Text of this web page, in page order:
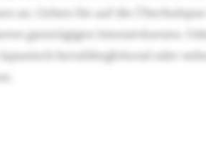
an. Gehen Sie auf die
ganztägigen Intensivkursen.
Japanisch berufsbegleitend oder